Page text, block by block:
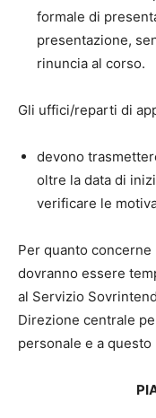
formale di
presentazione,
rinuncia al corso.
Gli uffici/reparti di
devono
oltre la data di
verificare le
Per quanto
dovranno essere
al Servizio
Direzione centrale
personale e a